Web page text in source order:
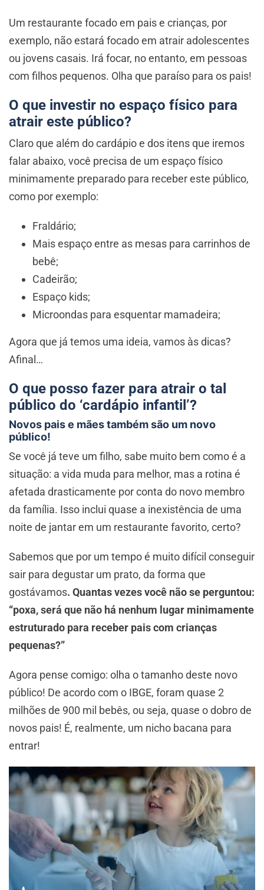
Um restaurante focado em pais e crianças, por
exemplo, não estará focado em atrair adolescentes
ou jovens casais. Irá focar, no entanto, em pessoas
com filhos pequenos. Olha que paraíso para os pais!
O que investir no espaço físico para
atrair este público?
Claro que além do cardápio e dos itens que iremos
falar abaixo, você precisa de um espaço físico
minimamente preparado para receber este público,
como por exemplo:
Fraldário;
Mais espaço entre as mesas para carrinhos de
bebê;
Cadeirão;
Espaço kids;
Microondas para esquentar mamadeira;
Agora que já temos uma ideia, vamos às dicas?
Afinal…
O que posso fazer para atrair o tal
público do ‘cardápio infantil’?
Novos pais e mães também são um novo
público!
Se você já teve um filho, sabe muito bem como é a
situação: a vida muda para melhor, mas a rotina é
afetada drasticamente por conta do novo membro
da família. Isso inclui quase a inexistência de uma
noite de jantar em um restaurante favorito, certo?
Sabemos que por um tempo é muito difícil conseguir
sair para degustar um prato, da forma que
gostávamos. Quantas vezes você não se perguntou:
“poxa, será que não há nenhum lugar minimamente
estruturado para receber pais com crianças
pequenas?”
Agora pense comigo: olha o tamanho deste novo
público! De acordo com o IBGE, foram quase 2
milhões de 900 mil bebês, ou seja, quase o dobro de
novos pais! É, realmente, um nicho bacana para
entrar!